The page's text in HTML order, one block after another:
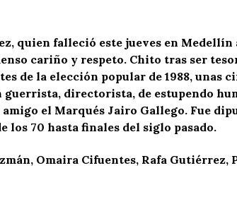
quien falleció este jueves en
cariño y respeto. Chito tras ser
de la elección popular de 1988, unas
directorista, de estupendo
el Marqués Jairo Gallego. Fue
los 70 hasta finales del siglo pasado.
Omaira Cifuentes, Rafa